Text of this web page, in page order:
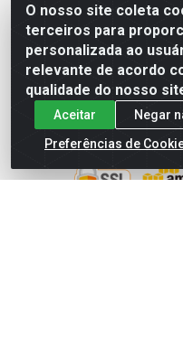
O nosso site coleta
terceiros para
personalizada ao
relevante de acordo
qualidade do nosso
Aceitar
Negar
Preferências de
Baixe